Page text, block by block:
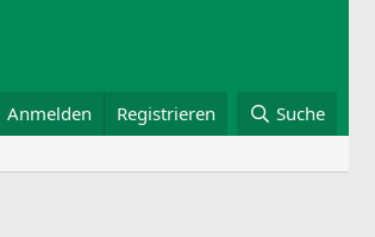
Anmelden Registrieren Suche